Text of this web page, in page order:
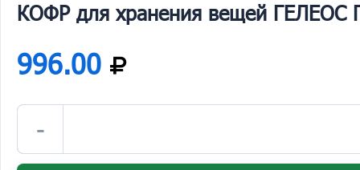
КОФР для хранения вещей ГЕЛЕОС
996.00
-